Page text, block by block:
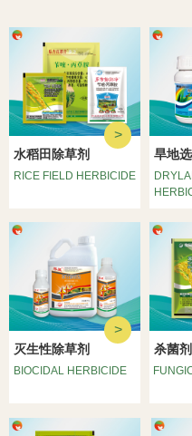
旱地
>
水稻田除草剂
RICE FIELD HERBICIDE
杀菌剂
灭生性除草剂
BIOCIDAL HERBICIDE
>